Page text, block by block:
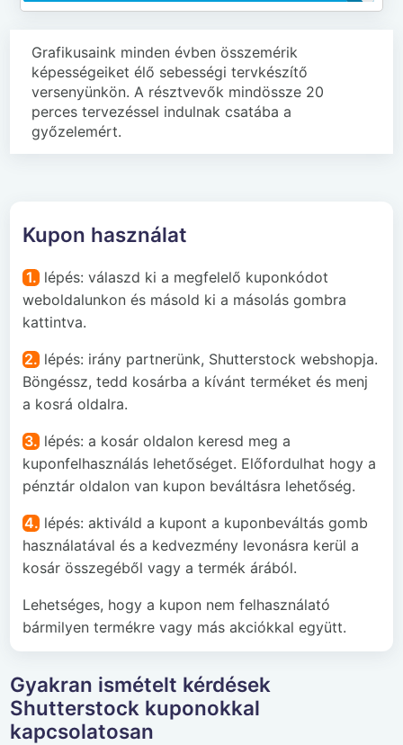
Grafikusaink minden évben összemérik
képességeiket élő sebességi tervkészítő
versenyünkön. A résztvevők mindössze 20
perces tervezéssel indulnak csatába a
győzelemért.
Kupon használat
1. lépés: válaszd ki a megfelelő kuponkódot
weboldalunkon és másold ki a másolás gombra
kattintva.
2. lépés: irány partnerünk, Shutterstock webshopja.
Böngéssz, tedd kosárba a kívánt terméket és menj
a kosrá oldalra.
3. lépés: a kosár oldalon keresd meg a
kuponfelhasználás lehetőséget. Előfordulhat hogy a
pénztár oldalon van kupon beváltásra lehetőség.
4. lépés: aktiváld a kupont a kuponbeváltás gomb
használatával és a kedvezmény levonásra kerül a
kosár összegéből vagy a termék árából.
Lehetséges, hogy a kupon nem felhasználató
bármilyen termékre vagy más akciókkal együtt.
Gyakran ismételt kérdések
Shutterstock kuponokkal
kapcsolatosan